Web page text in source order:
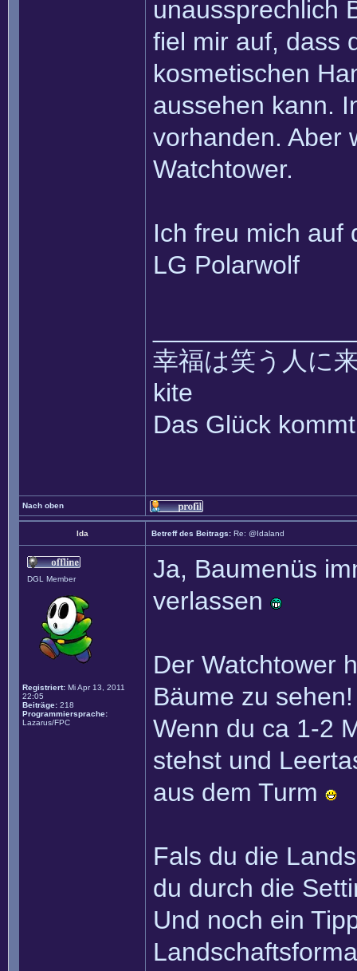
unaussprechlich
fiel mir auf, dass
kosmetischen
aussehen kann.
vorhanden. Aber
Watchtower.
Ich freu mich auf
LG Polarwolf
幸福は笑う人に
kite
Das Glück
Nach oben
Ida Betreff des Beitrags: Re: @Idaland
DGL Member
Registriert: Mi Apr 13, 2011
22:05
Beiträge: 218
Programmiersprache:
Lazarus/FPC
Ja, Baumenüs
verlassen
Der Watchtower
Bäume zu sehen!
Wenn du ca 1-2
stehst und
aus dem Turm
Fals du die
du durch die
Und noch ein